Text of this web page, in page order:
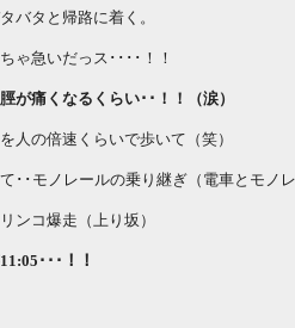
バタと帰路に着く。
ゃ急いだっス････！！
が痛くなるくらい･･！！（涙）
人の倍速くらいで歩いて（笑）
･･モノレールの乗り継ぎ（電車とモノ
ンコ爆走（上り坂）
11:05･･･！！